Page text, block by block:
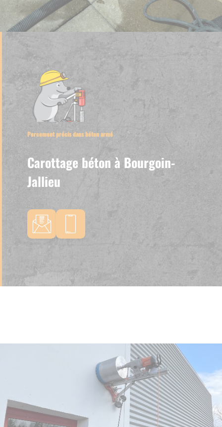
Percement précis dans béton armé
Carottage béton à Bourgoin-
Jallieu